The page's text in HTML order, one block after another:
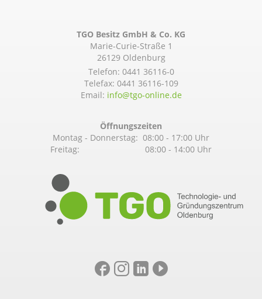
TGO Besitz GmbH & Co. KG
Marie-Curie-Straße 1
26129 Oldenburg
Telefon: 0441 36116-0
Telefax: 0441 36116-109
Email: info@­tgo-online.de
Öffnungszeiten
Montag - Donnerstag: 08:00 - 17:00 Uhr
Freitag: 08:00 - 14:00 Uhr